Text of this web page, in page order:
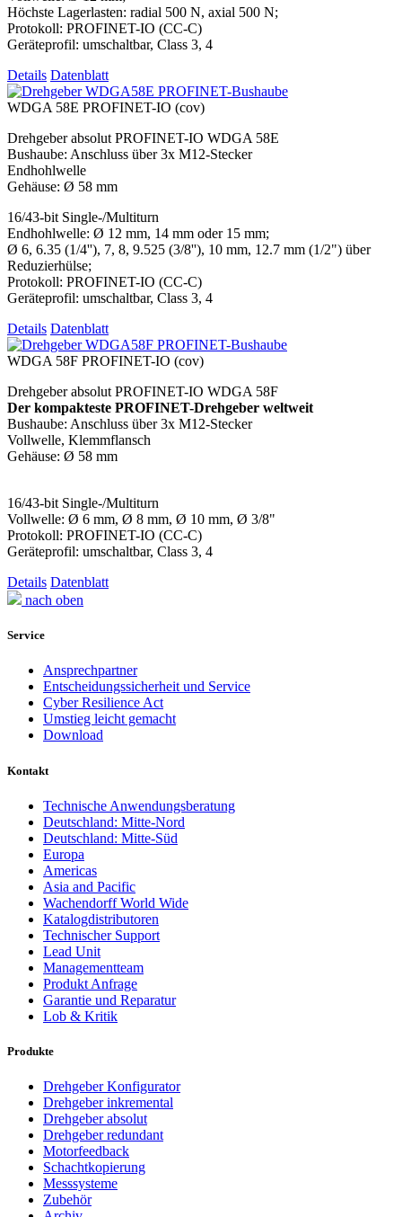
Höchste Lagerlasten: radial 500 N, axial 500 N;
Protokoll: PROFINET-IO (CC-C)
Geräteprofil: umschaltbar, Class 3, 4
Details Datenblatt
WDGA 58E PROFINET-IO (cov)
Drehgeber absolut PROFINET-IO WDGA 58E
Bushaube: Anschluss über 3x M12-Stecker
Endhohlwelle
Gehäuse: Ø 58 mm
16/43-bit Single-/Multiturn
Endhohlwelle: Ø 12 mm, 14 mm oder 15 mm;
Ø 6, 6.35 (1/4''), 7, 8, 9.525 (3/8''), 10 mm, 12.7 mm (1/2") über
Reduzierhülse;
Protokoll: PROFINET-IO (CC-C)
Geräteprofil: umschaltbar, Class 3, 4
Details Datenblatt
WDGA 58F PROFINET-IO (cov)
Drehgeber absolut PROFINET-IO WDGA 58F
Der kompakteste PROFINET-Drehgeber weltweit
Bushaube: Anschluss über 3x M12-Stecker
Vollwelle, Klemmflansch
Gehäuse: Ø 58 mm
16/43-bit Single-/Multiturn
Vollwelle: Ø 6 mm, Ø 8 mm, Ø 10 mm, Ø 3/8"
Protokoll: PROFINET-IO (CC-C)
Geräteprofil: umschaltbar, Class 3, 4
Details Datenblatt
nach oben
Service
Ansprechpartner
Entscheidungssicherheit und Service
Cyber Resilience Act
Umstieg leicht gemacht
Download
Kontakt
Technische Anwendungsberatung
Deutschland: Mitte-Nord
Deutschland: Mitte-Süd
Europa
Americas
Asia and Pacific
Wachendorff World Wide
Katalogdistributoren
Technischer Support
Lead Unit
Managementteam
Produkt Anfrage
Garantie und Reparatur
Lob & Kritik
Produkte
Drehgeber Konfigurator
Drehgeber inkremental
Drehgeber absolut
Drehgeber redundant
Motorfeedback
Schachtkopierung
Messsysteme
Zubehör